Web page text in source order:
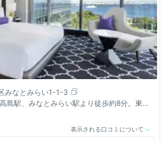
みなとみらい1-1-3
島駅、みなとみらい駅より徒歩約8分。東海
表示される口コミについて